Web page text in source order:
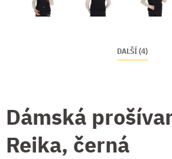
DALŠÍ (4)
Dámská
Reika, černá